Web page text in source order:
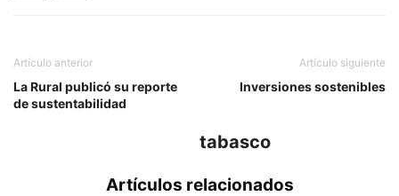
Artículo anterior
La Rural publicó su reporte
de sustentabilidad
Artículo siguiente
Inversiones sostenibles
tabasco
Artículos relacionados